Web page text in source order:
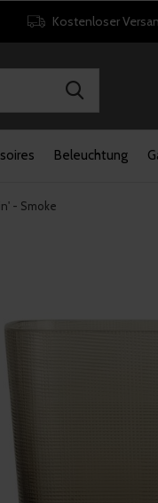
Beleuchtung
Kostenloser
- Smoke